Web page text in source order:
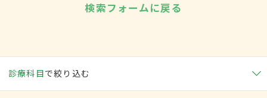
検索フォームに戻る
診療科目で絞り込む